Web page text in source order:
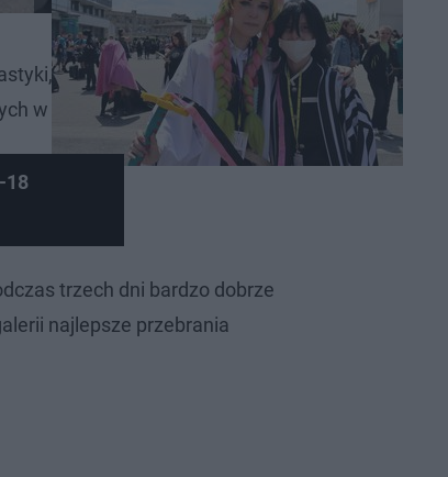
odbywający się co roku w
w Europie.
18
trzech dni bardzo dobrze
najlepsze przebrania